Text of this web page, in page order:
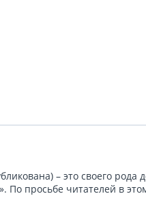
– это своего
просьбе читателей в